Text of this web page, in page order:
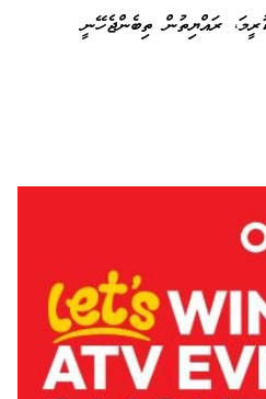
ރައްޔިތުން ތިބެންޖެހޭނީ